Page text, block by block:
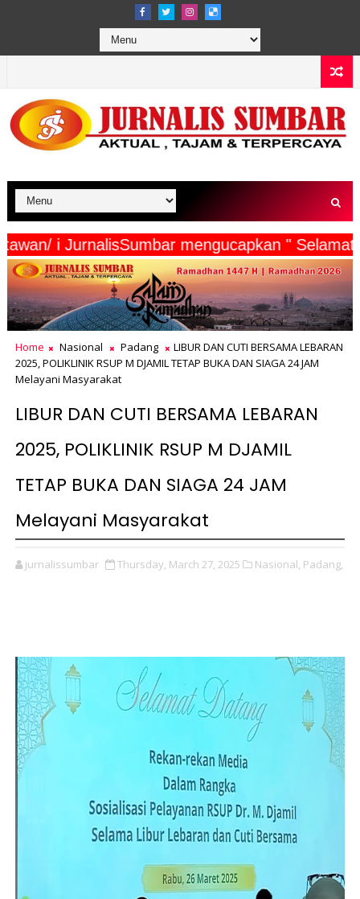
Wartawan/ i JurnalisSumbar mengucapkan "
Home Nasional Padang
LIBUR DAN CUTI BERSAMA LEBARAN
2025, POLIKLINIK RSUP M DJAMIL TETAP BUKA DAN SIAGA 24 JAM
Melayani Masyarakat
LIBUR DAN CUTI BERSAMA LEBARAN
2025, POLIKLINIK RSUP M DJAMIL
TETAP BUKA DAN SIAGA 24 JAM
Melayani Masyarakat
jurnalissumbar Thursday, March 27, 2025 Nasional, Padang,